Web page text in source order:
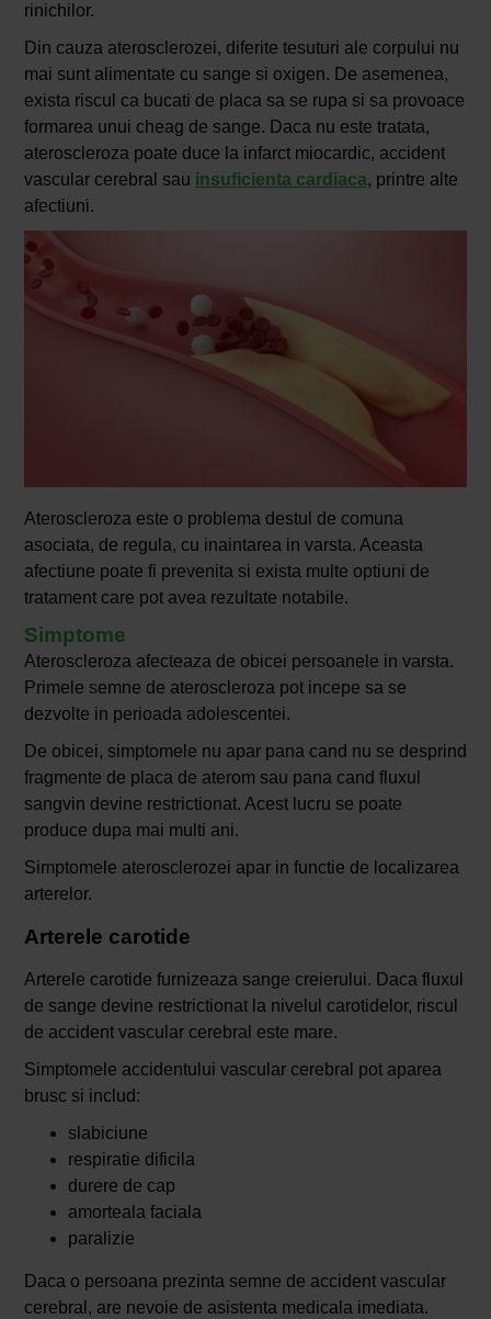
rinichilor.
Din cauza aterosclerozei, diferite tesuturi ale corpului nu
mai sunt alimentate cu sange si oxigen. De asemenea,
exista riscul ca bucati de placa sa se rupa si sa provoace
formarea unui cheag de sange. Daca nu este tratata,
ateroscleroza poate duce la infarct miocardic, accident
vascular cerebral sau insuficienta cardiaca, printre alte
afectiuni.
Ateroscleroza este o problema destul de comuna
asociata, de regula, cu inaintarea in varsta. Aceasta
afectiune poate fi prevenita si exista multe optiuni de
tratament care pot avea rezultate notabile.
Simptome
Ateroscleroza afecteaza de obicei persoanele in varsta.
Primele semne de ateroscleroza pot incepe sa se
dezvolte in perioada adolescentei.
De obicei, simptomele nu apar pana cand nu se desprind
fragmente de placa de aterom sau pana cand fluxul
sangvin devine restrictionat. Acest lucru se poate
produce dupa mai multi ani.
Simptomele aterosclerozei apar in functie de localizarea
arterelor.
Arterele carotide
Arterele carotide furnizeaza sange creierului. Daca fluxul
de sange devine restrictionat la nivelul carotidelor, riscul
de accident vascular cerebral este mare.
Simptomele accidentului vascular cerebral pot aparea
brusc si includ:
slabiciune
respiratie dificila
durere de cap
amorteala faciala
paralizie
Daca o persoana prezinta semne de accident vascular
cerebral, are nevoie de asistenta medicala imediata.